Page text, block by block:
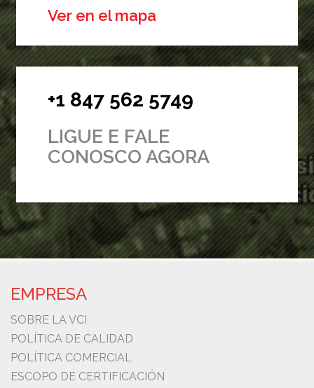
Ver en el mapa
+1 847 562 5749
LIGUE E FALE
CONOSCO AGORA
EMPRESA
SOBRE LA VCI
POLÍTICA DE CALIDAD
POLÍTICA COMERCIAL
ESCOPO DE CERTIFICACIÓN